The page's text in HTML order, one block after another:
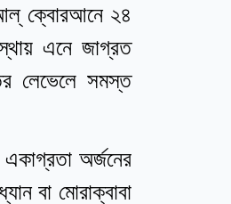
আল্ ক্বোরআনে ২৪
এনে জাগ্রত
লেভেলে সমস্ত
অর্জনের
বা মোরাক্বাবা